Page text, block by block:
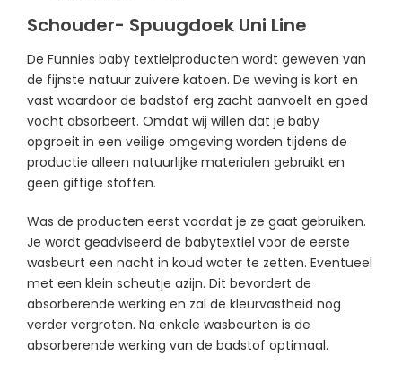
Schouder- Spuugdoek Uni Line
De Funnies baby textielproducten wordt geweven van
de fijnste natuur zuivere katoen. De weving is kort en
vast waardoor de badstof erg zacht aanvoelt en goed
vocht absorbeert. Omdat wij willen dat je baby
opgroeit in een veilige omgeving worden tijdens de
productie alleen natuurlijke materialen gebruikt en
geen giftige stoffen.
Was de producten eerst voordat je ze gaat gebruiken.
Je wordt geadviseerd de babytextiel voor de eerste
wasbeurt een nacht in koud water te zetten. Eventueel
met een klein scheutje azijn. Dit bevordert de
absorberende werking en zal de kleurvastheid nog
verder vergroten. Na enkele wasbeurten is de
absorberende werking van de badstof optimaal.